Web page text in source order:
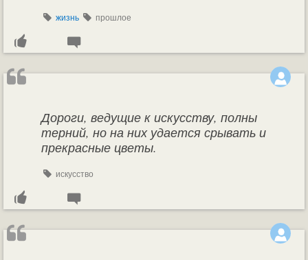
жизнь прошлое
Дороги, ведущие к искусству, полны
терний, но на них удается срывать и
прекрасные цветы.
искусство